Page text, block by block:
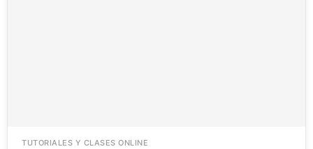
TUTORIALES Y CLASES ONLINE